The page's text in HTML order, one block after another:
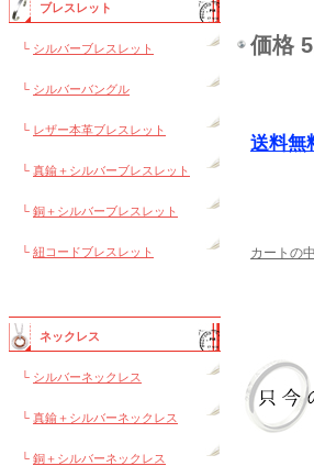
ブレスレット
└ シルバーブレスレット
└ シルバーバングル
└ レザー本革ブレスレット
└ 真鍮＋シルバーブレスレット
└ 銅＋シルバーブレスレット
└ 紐コードブレスレット
ネックレス
└ シルバーネックレス
└ 真鍮＋シルバーネックレス
└ 銅＋シルバーネックレス
価格
送料
カートの